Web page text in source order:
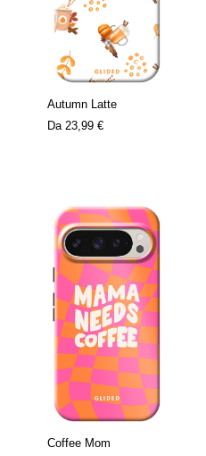
Autumn Latte
Da 23,99 €
Coffee Mom